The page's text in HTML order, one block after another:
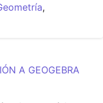
,
CURSO DE INICIACIÓN A GEOGEBRA